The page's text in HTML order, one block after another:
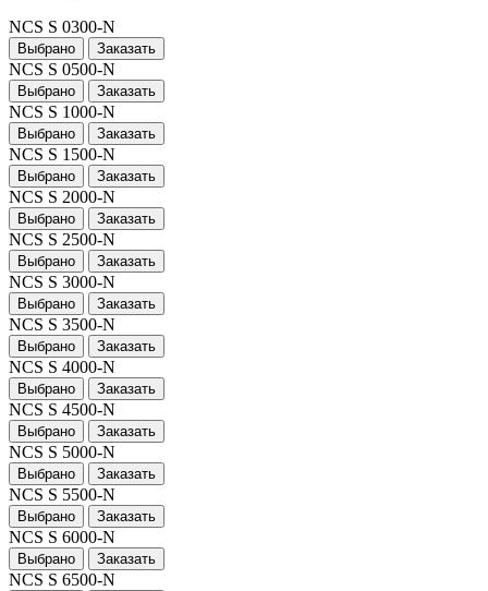
NCS S 0300-N
Выбрано Заказать
NCS S 0500-N
Выбрано Заказать
NCS S 1000-N
Выбрано Заказать
NCS S 1500-N
Выбрано Заказать
NCS S 2000-N
Выбрано Заказать
NCS S 2500-N
Выбрано Заказать
NCS S 3000-N
Выбрано Заказать
NCS S 3500-N
Выбрано Заказать
NCS S 4000-N
Выбрано Заказать
NCS S 4500-N
Выбрано Заказать
NCS S 5000-N
Выбрано Заказать
NCS S 5500-N
Выбрано Заказать
NCS S 6000-N
Выбрано Заказать
NCS S 6500-N